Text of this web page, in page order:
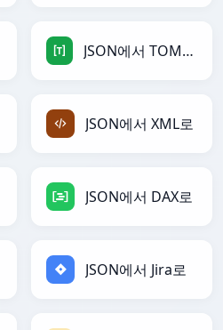
JSON에서 TOML로
JSON에서 XML로
JSON에서 DAX로
JSON에서 Jira로